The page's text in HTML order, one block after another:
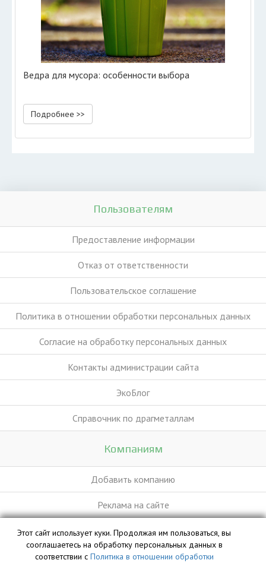
Ведра для мусора: особенности выбора
Подробнее >>
Пользователям
Предоставление информации
Отказ от ответственности
Пользовательское соглашение
Политика в отношении обработки персональных данных
Согласие на обработку персональных данных
Контакты администрации сайта
ЭкоБлог
Справочник по драгметаллам
Компаниям
Добавить компанию
Реклама на сайте
База данных сайта vyvoz.org является интеллектуальной
собственностью ООО «Профит» и охраняется законом.
Этот сайт использует куки. Продолжая им пользоваться, вы
сооглашаетесь на обработку персональных данных в
соответствии с Политика в отношении обработки